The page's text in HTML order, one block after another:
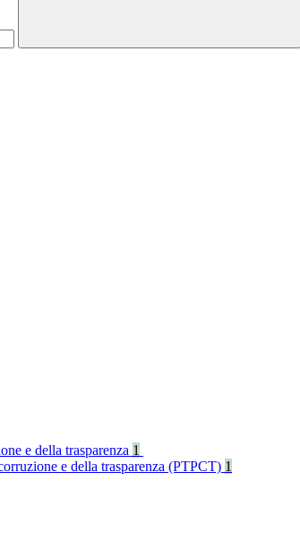
e della trasparenza 1
e della trasparenza (PTPCT) 1